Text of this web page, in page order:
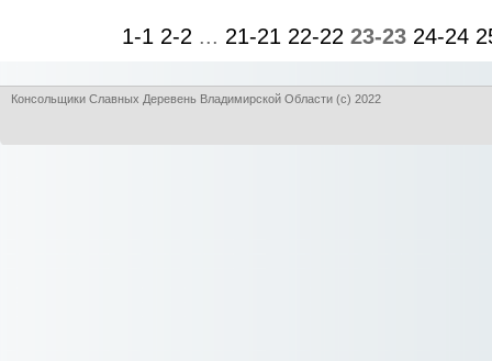
1-1 2-2 ... 21-21 22-22 23-23 24-24
Консольщики Славных Деревень Владимирской Области (с) 2022